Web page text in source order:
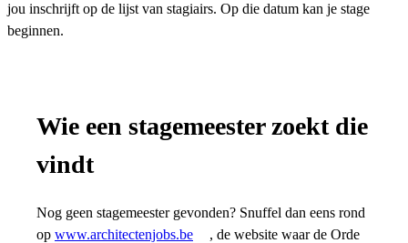
jou inschrijft op de lijst van stagiairs. Op die datum kan je stage
beginnen.
Wie een stagemeester zoekt die
vindt
Nog geen stagemeester gevonden? Snuffel dan eens rond
op www.architectenjobs.be
, de website waar de Orde